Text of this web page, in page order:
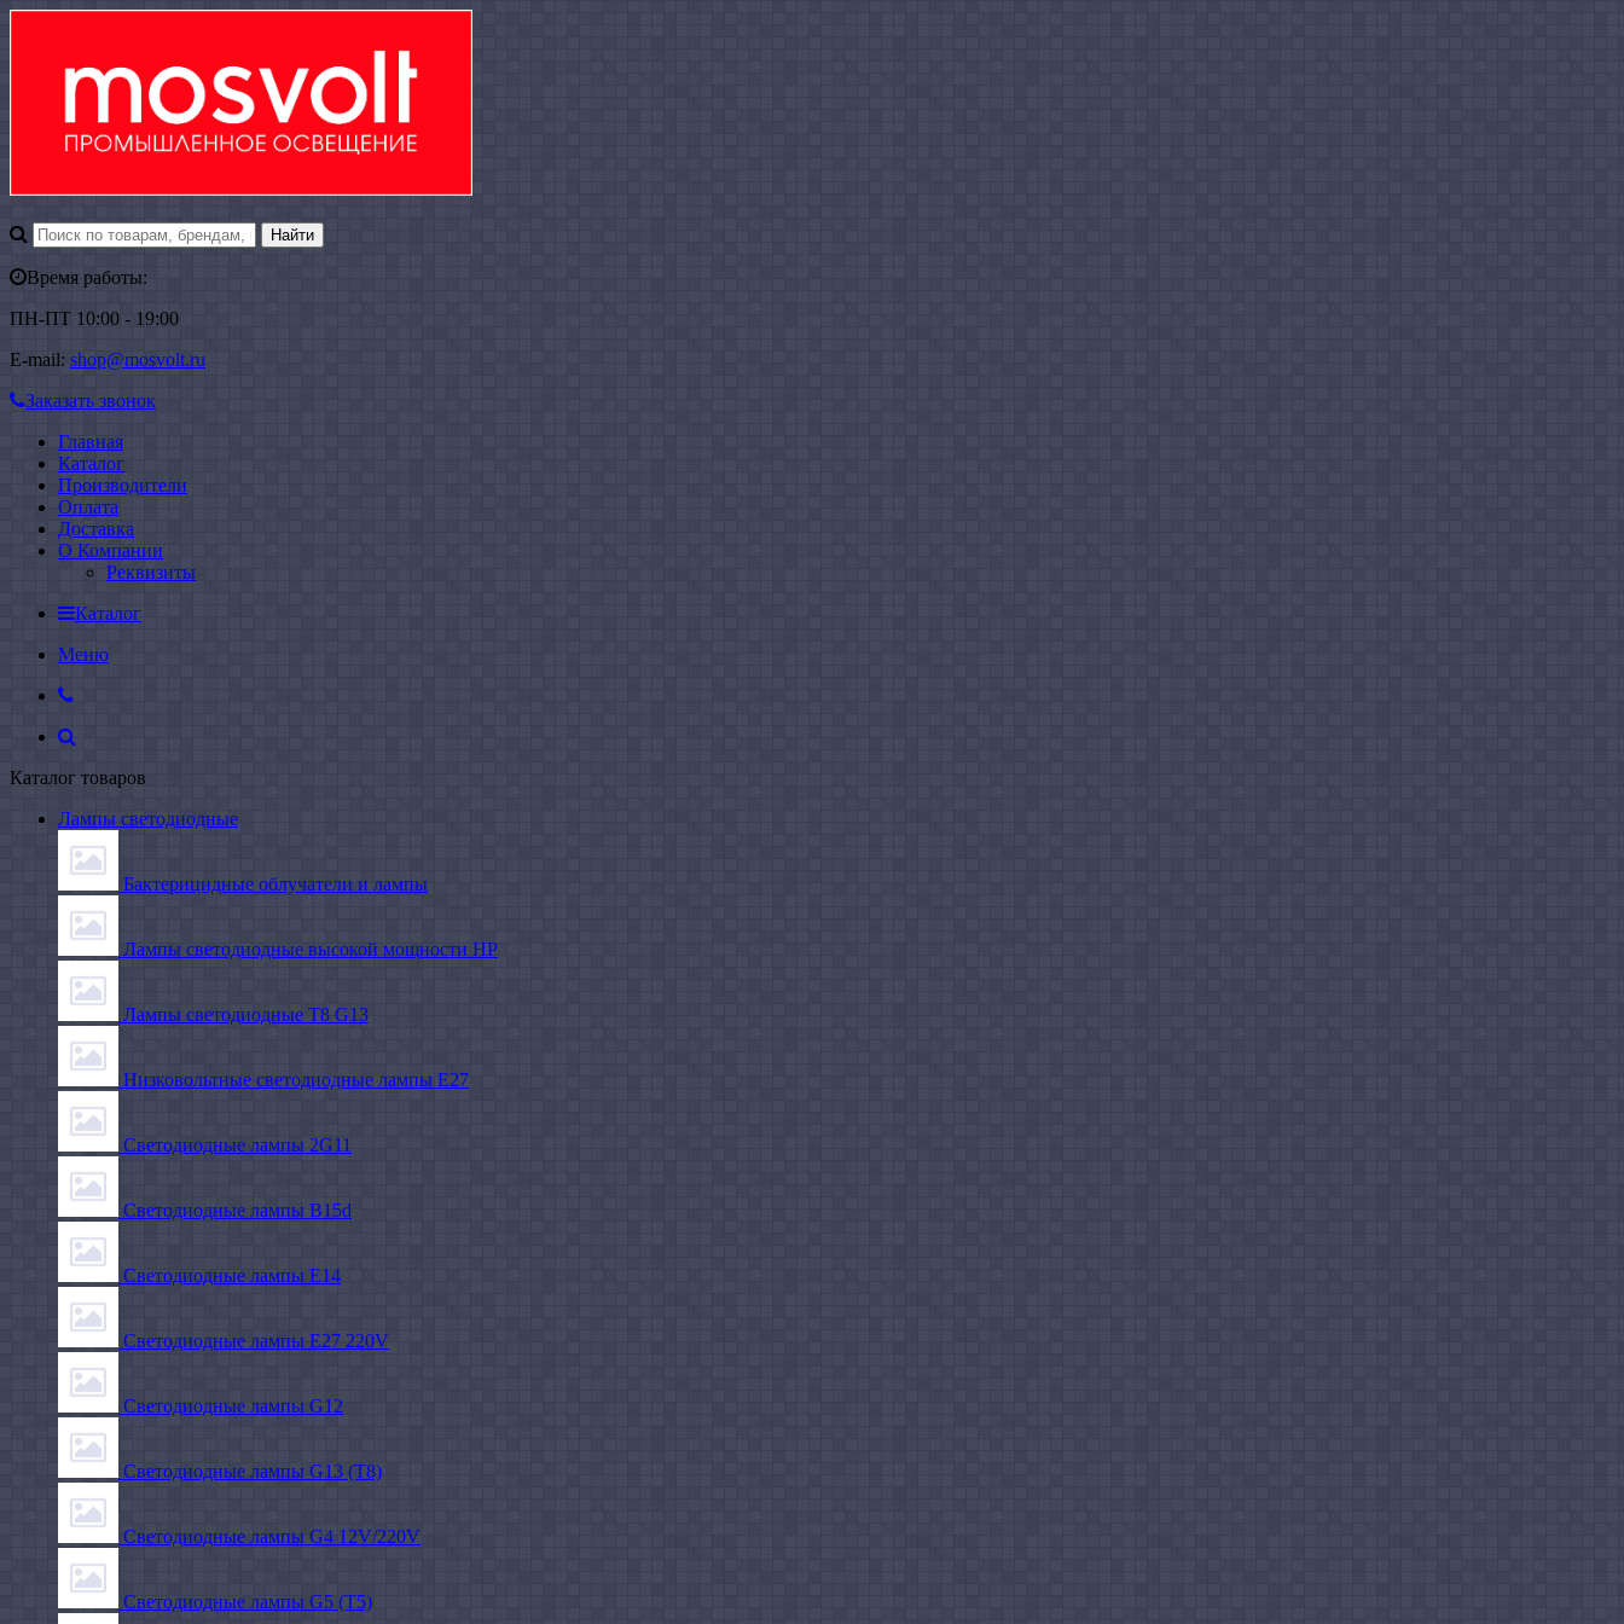
Время работы:
ПН-ПТ 10:00 - 19:00
E-mail: shop@mosvolt.ru
Заказать звонок
Главная
Каталог
Производители
Оплата
Доставка
О Компании
Реквизиты
Каталог
Меню
Каталог товаров
Лампы светодиодные
Бактерицидные облучатели и лампы
Лампы светодиодные высокой мощности HP
Лампы светодиодные Т8 G13
Низковольтные светодиодные лампы E27
Светодиодные лампы 2G11
Светодиодные лампы B15d
Светодиодные лампы E14
Светодиодные лампы E27 220V
Светодиодные лампы G12
Светодиодные лампы G13 (T8)
Светодиодные лампы G4 12V/220V
Светодиодные лампы G5 (T5)